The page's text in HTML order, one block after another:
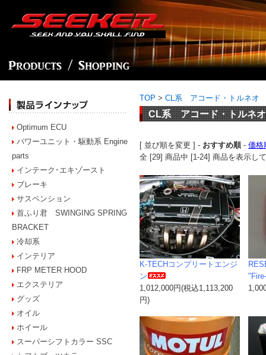
Optimum ECU
パワーユニット・駆動系 Engine
parts
インテーク･エキゾースト
ブレーキ
サスペンション
首ふり君 SWINGING SPRING
BRACKET
冷却系
インテリア
FRP METER HOOD
エクステリア
グッズ
オイル
ホイール
スーパーシフトカラー SSC
TOP > CL系 アコード・トルネオ
CL系 アコード・トルネオ
[ 並び順を変更 ] - おすすめ順- 価格
全 [29] 商品中 [1-24] 商品を表示
K-TECHコンプリートエンジ
ン
1,012,000円(税込1,113,200
円)